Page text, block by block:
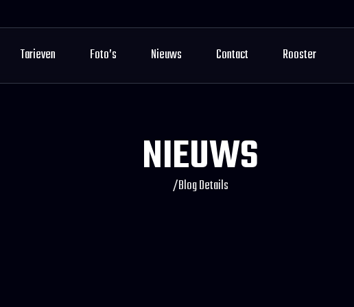
Tarieven Foto’s Nieuws Contact Rooster
NIEUWS
/Blog Details